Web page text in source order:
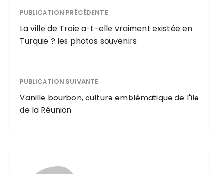
PUBLICATION PRÉCÉDENTE
La ville de Troie a-t-elle vraiment existée en
Turquie ? les photos souvenirs
PUBLICATION SUIVANTE
Vanille bourbon, culture emblématique de l'île
de la Réunion